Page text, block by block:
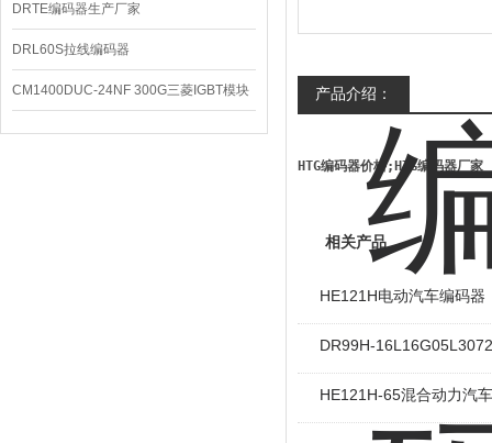
DRTE编码器生产厂家
DRL60S拉线编码器
CM1400DUC-24NF 300G三菱IGBT模块 产品介绍：
HTG编码器价格;HTG编码器厂家
相关产品
HE121H电动汽车编码器
DR99H-
HE121H-65混合动力汽